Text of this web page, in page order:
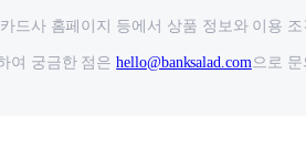
드사 홈페이지 등에서 상품 정보와 이용
여 궁금한 점은 hello@banksalad.com으로 문